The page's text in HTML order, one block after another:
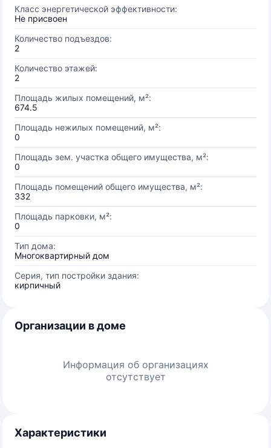
Класс энергетической эффективности:
Не присвоен
Количество подъездов:
2
Количество этажей:
2
Площадь жилых помещений, м²:
674.5
Площадь нежилых помещений, м²:
0
Площадь зем. участка общего имущества, м²:
0
Площадь помещений общего имущества, м²:
332
Площадь парковки, м²:
0
Тип дома:
Многоквартирный дом
Серия, тип постройки здания:
кирпичный
Организации в доме
Информация об организациях
отсутствует
Характеристики